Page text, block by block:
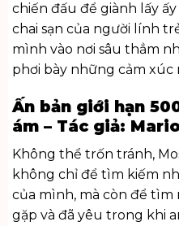
chiến đấu để giành lấy
chai sạn của người lính
mình vào nơi sâu thẳm
phơi bày những cảm xúc
Ấn bản giới hạn
ám – Tác giả:
Không thể trốn tránh,
không chỉ để tìm kiếm
của mình, mà còn để
gặp và đã yêu trong khi